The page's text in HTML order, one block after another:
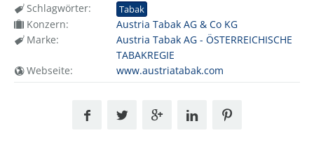
Schlagwörter:
Tabak
Konzern:
Austria Tabak AG & Co KG
Marke:
Austria Tabak AG - ÖSTERREICHISCHE
TABAKREGIE
Webseite:
www.austriatabak.com